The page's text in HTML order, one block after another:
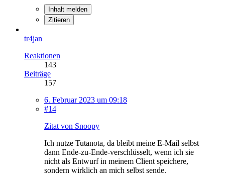
Inhalt melden
Zitieren
tr4jan
Reaktionen
143
Beiträge
157
6. Februar 2023 um 09:18
#14
Zitat von Snoopy
Ich nutze Tutanota, da bleibt meine E-Mail selbst
dann Ende-zu-Ende-verschlüsselt, wenn ich sie
nicht als Entwurf in meinem Client speichere,
sondern wirklich an mich selbst sende.